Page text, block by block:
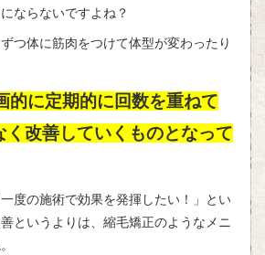
ならないですよね？
つ体に筋肉をつけて体型が変わったり
的に定期的に回数を重ねて
く改善していくものとなって
度の施術で効果を発揮したい！」とい
というよりは、縮毛矯正のようなメニ